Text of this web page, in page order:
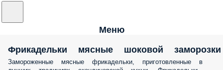
Меню
Фрикадельки мясные шоковой
заморозки